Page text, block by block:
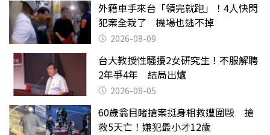
外籍車手來台「領完就跑」！4人快閃
犯案全栽了 機場也逃不掉
2026-08-09
台大教授性騷擾2女研究生！不服解聘
2年爭4年 結局出爐
2026-08-05
60歲翁目睹搶案挺身相救遭圍毆 搶
救5天亡！嫌犯最小才12歲